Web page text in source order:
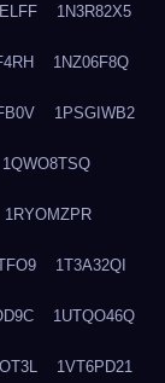
1N3R82X5
1NZ06F8Q
1PSGIWB2
1QWO8TSQ
1RYOMZPR
1T3A32QI
1UTQO46Q
1VT6PD21